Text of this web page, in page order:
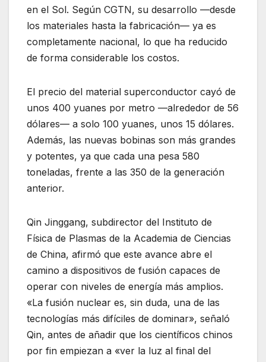
en el Sol. Según CGTN, su desarrollo —desde
los materiales hasta la fabricación— ya es
completamente nacional, lo que ha reducido
de forma considerable los costos.
El precio del material superconductor cayó de
unos 400 yuanes por metro —alrededor de 56
dólares— a solo 100 yuanes, unos 15 dólares.
Además, las nuevas bobinas son más grandes
y potentes, ya que cada una pesa 580
toneladas, frente a las 350 de la generación
anterior.
Qin Jinggang, subdirector del Instituto de
Física de Plasmas de la Academia de Ciencias
de China, afirmó que este avance abre el
camino a dispositivos de fusión capaces de
operar con niveles de energía más amplios.
«La fusión nuclear es, sin duda, una de las
tecnologías más difíciles de dominar», señaló
Qin, antes de añadir que los científicos chinos
por fin empiezan a «ver la luz al final del